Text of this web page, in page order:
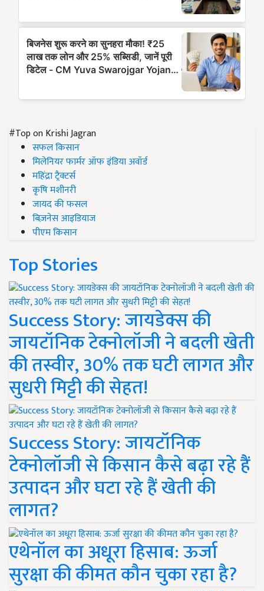
#Top on Krishi Jagran
सफल किसान
मिलेनियर फार्मर ऑफ इंडिया अवॉर्ड
महिंद्रा ट्रैक्टर्स
कृषि मशीनरी
जायद की फसल
बिज़नेस आइडियाज
पीएम किसान
Top Stories
Success Story: जायडेक्स की
जायटॉनिक टेक्नोलॉजी ने बदली खेती
की तस्वीर, 30% तक घटी लागत और
सुधरी मिट्टी की सेहत!
Success Story: जायटॉनिक
टेक्नोलॉजी से किसान कैसे बढ़ा रहे हैं
उत्पादन और घटा रहे हैं खेती की
लागत?
एथेनॉल का अधूरा हिसाब: ऊर्जा
सुरक्षा की कीमत कौन चुका रहा है?